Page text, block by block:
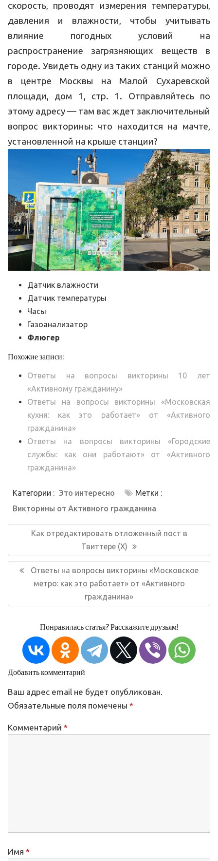
скорость, проводят измерения температуры,
давления и влажности, чтобы учитывать
влияние погодных условий на
распространение загрязняющих веществ в
городе. Увидеть одну из таких станций можно
в центре Москвы на Малой Сухаревской
площади, дом 1, стр. 1. Отправляйтесь по
этому адресу — там вас ждет заключительный
вопрос викторины: что находится на мачте,
установленной на крыше станции?
Датчик влажности
Датчик температуры
Часы
Газоанализатор
Флюгер
Похожие записи:
Ответы на вопросы викторины 10 лет
«Активному гражданину»
Ответы на вопросы викторины «Московская
кухня: как это работает» от «Активного
гражданина»
Ответы на вопросы викторины «Городские
службы: как они работают» от «Активного
гражданина»
Категории : Это интересно
Метки :
Викторины от Активного гражданина
Навигация
Предыдущая
Как отредактировать отложенный пост в
Твиттере (X)
Следующая
запись:
Ответы на вопросы викторины «Московское
метро: как это работает» от «Активного
гражданина»
Понравилась статья? Расскажите друзьям!
Добавить комментарий
Ваш адрес email не будет опубликован.
Обязательные поля помечены *
Комментарий *
Имя *